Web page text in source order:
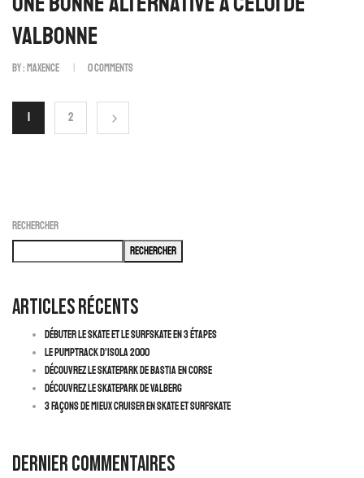
Rechercher
Rechercher
Articles récents
Débuter le Skate et le Surfskate en 3 Étapes
Le pumptrack d’Isola 2000
Découvrez le skatepark de Bastia en Corse
Découvrez le Skatepark de Valberg
3 façons de mieux cruiser en skate et surfskate
Dernier commentaires
Valbonne
By : Maxence 0Comments
1 2